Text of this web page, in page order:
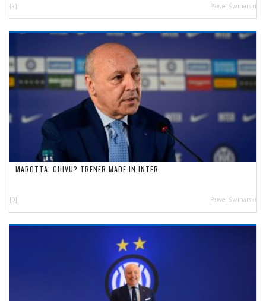
[3] Paweł Świnarski
MAROTTA: CHIVU? TRENER MADE IN INTER
[0] Paweł Świnarski